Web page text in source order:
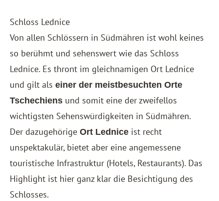
Schloss Lednice
Von allen Schlössern in Südmähren ist wohl keines
so berühmt und sehenswert wie das Schloss
Lednice. Es thront im gleichnamigen Ort Lednice
und gilt als einer der meistbesuchten Orte
Tschechiens und somit eine der zweifellos
wichtigsten Sehenswürdigkeiten in Südmähren.
Der dazugehörige Ort Lednice ist recht
unspektakulär, bietet aber eine angemessene
touristische Infrastruktur (Hotels, Restaurants). Das
Highlight ist hier ganz klar die Besichtigung des
Schlosses.